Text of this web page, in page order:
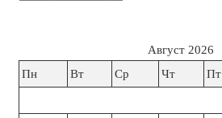
Август 2026
Пн
Вт Ср Чт Пт